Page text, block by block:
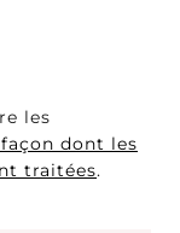
les
dont les
traitées.